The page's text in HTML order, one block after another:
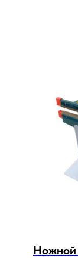
Ножной